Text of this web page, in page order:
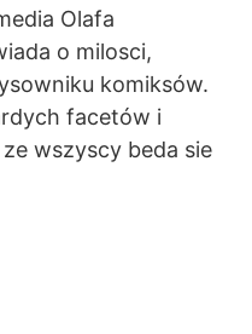
Olafa
o milosci,
komiksów.
facetów i
wszyscy beda sie